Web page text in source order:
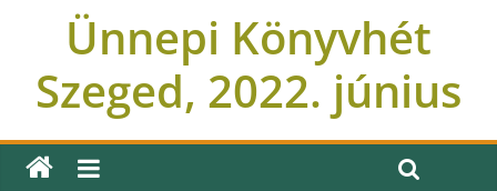
Ünnepi Könyvhét
Szeged, 2022. június